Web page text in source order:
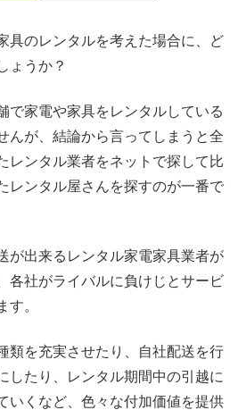
具のレンタルを考えた場合に、ど
ょうか？
で家電や家具をレンタルしている
んが、結論から言ってしまうと全
レンタル業者をネットで探して比
レンタル屋さんを探すのが一番で
が出来るレンタル家電家具業者が
各社がライバルに負けじとサービ
す。
類を充実させたり、自社配送を行
したり、レンタル期間中の引越に
いくなど、色々な付加価値を提供